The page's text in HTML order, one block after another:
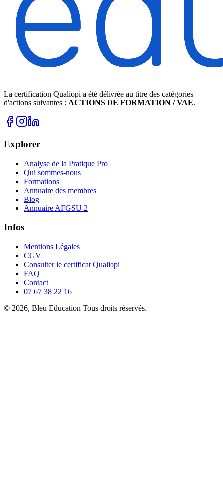
La certification Qualiopi a été délivrée au titre des catégories
d'actions suivantes : ACTIONS DE FORMATION / VAE.
Explorer
Analyse de la Pratique Pro
Qui sommes-nous
Formations
Annuaire des membres
Blog
Annuaire AFGSU 2
Infos
Mentions Légales
CGV
Consulter le certificat Qualiopi
FAQ
Contact
07 67 38 22 16
© 2026, Bleu Education Tous droits réservés.